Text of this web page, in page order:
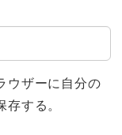
ウザーに自分の
する。